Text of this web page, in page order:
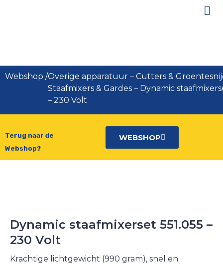
Webshop /Overige apparatuur – Cutters &
Staafmixers & Gardes – Dynamic
– 230 Volt
Terug naar de
Webshop?
WEBSHOP
Dynamic staafmixerset 551.055 –
230 Volt
Krachtige lichtgewicht (990 gram), snel en